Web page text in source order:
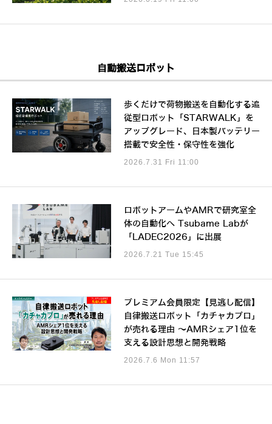
自動搬送ロボット
歩くだけで荷物搬送を自動化する追
従型ロボット「STARWALK」を
アップグレード、日本製バッテリー
搭載で安全性・保守性を強化
2026.7.31 Fri 11:00
ロボットアームやAMRで研究室全
体の自動化へ Tsubame Labが
「LADEC2026」に出展
2026.7.21 Tue 15:45
プレミアム会員限定【見逃し配信】
自律搬送ロボット「カチャカプロ」
が売れる理由 ～AMRシェア1位を
支える設計思想と開発戦略
2026.7.6 Mon 11:57